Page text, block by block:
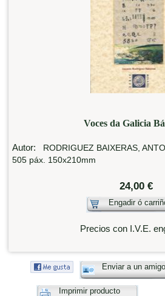
Voces da Galicia
Autor:
RODRIGUEZ BAIXERAS,
505 páx. 150x210mm
24,00 €
Engadir ó
Precios con I.V.E.
Enviar a un amigo
Imprimir producto